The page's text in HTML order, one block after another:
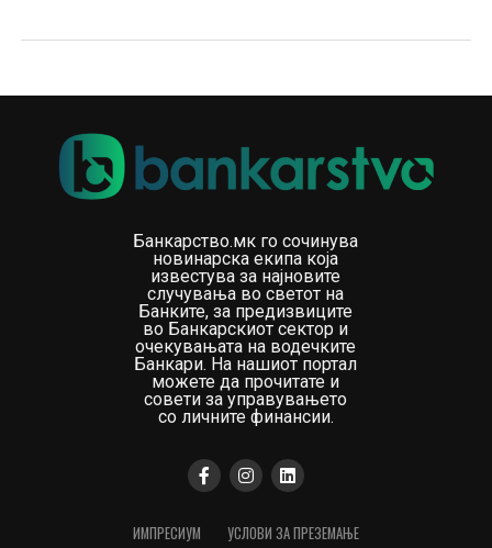
Банкарство.мк го сочинува
новинарска екипа која
известува за најновите
случувања во светот на
Банките, за предизвиците
во Банкарскиот сектор и
очекувањата на водечките
Банкари. На нашиот портал
можете да прочитате и
совети за управувањето
со личните финансии.
ИМПРЕСИУМ УСЛОВИ ЗА ПРЕЗЕМАЊЕ